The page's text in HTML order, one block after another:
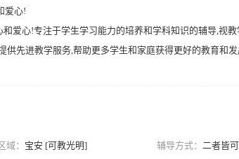
爱心!
爱心!专注于学生学习能力的培养和学科知识的辅导,视
先进教学服务,帮助更多学生和家庭获得更好的教育和发
域： 宝安 [可教光明] 辅导方式： 二者皆可